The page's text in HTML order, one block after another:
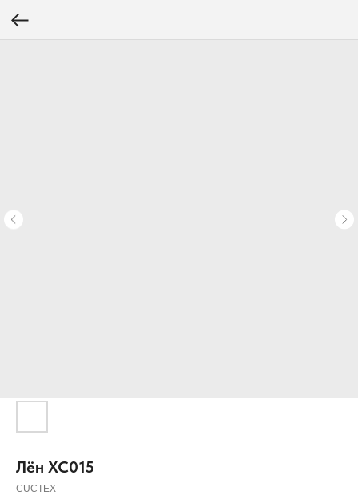
Лён XC015
CUCTEX